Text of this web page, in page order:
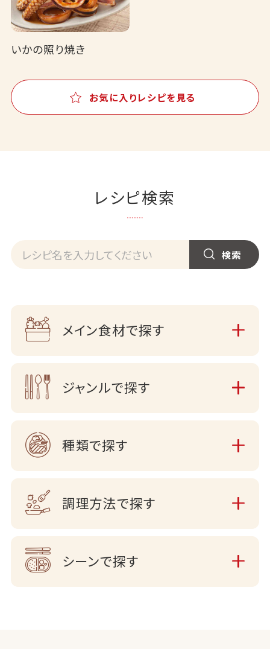
いかの照り焼き
お気に入りレシピを見る
レシピ検索
メイン食材で探す
ジャンルで探す
種類で探す
調理方法で探す
シーンで探す